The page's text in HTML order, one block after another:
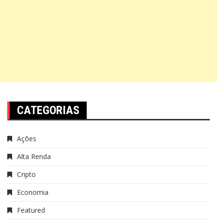
CATEGORIAS
Ações
Alta Renda
Cripto
Economia
Featured